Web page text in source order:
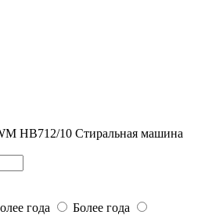
HB712/10 Стиральная машина
года
Более года